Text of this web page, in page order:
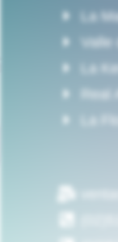
La
La
La